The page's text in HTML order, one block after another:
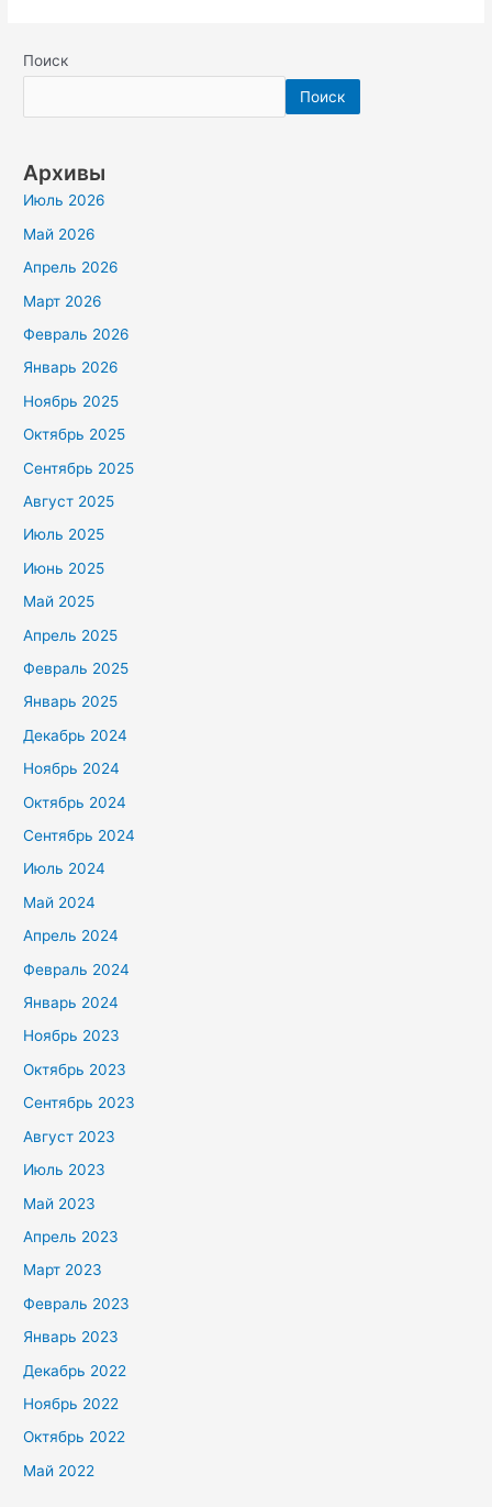
Поиск
Поиск
Архивы
Июль 2026
Май 2026
Апрель 2026
Март 2026
Февраль 2026
Январь 2026
Ноябрь 2025
Октябрь 2025
Сентябрь 2025
Август 2025
Июль 2025
Июнь 2025
Май 2025
Апрель 2025
Февраль 2025
Январь 2025
Декабрь 2024
Ноябрь 2024
Октябрь 2024
Сентябрь 2024
Июль 2024
Май 2024
Апрель 2024
Февраль 2024
Январь 2024
Ноябрь 2023
Октябрь 2023
Сентябрь 2023
Август 2023
Июль 2023
Май 2023
Апрель 2023
Март 2023
Февраль 2023
Январь 2023
Декабрь 2022
Ноябрь 2022
Октябрь 2022
Май 2022